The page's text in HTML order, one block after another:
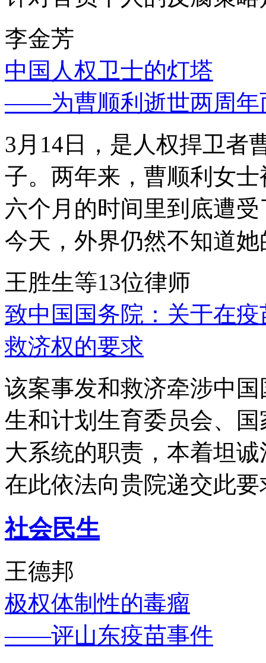
李金芳
中国人权卫士的灯塔
——为曹顺利逝世两周年
3月14日，是人权捍卫者
子。两年来，曹顺利女
六个月的时间里到底遭
今天，外界仍然不知道
王胜生等13位律师
致中国国务院：关于在
救济权的要求
该案事发和救济牵涉中
生和计划生育委员会、
大系统的职责，本着坦
在此依法向贵院递交此要
社会民生
王德邦
极权体制性的毒瘤
——评山东疫苗事件